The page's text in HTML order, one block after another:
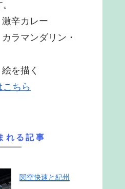
辛カレー
ラマンダリン・
を描く
こちら
れる記事
関空快速と紀州